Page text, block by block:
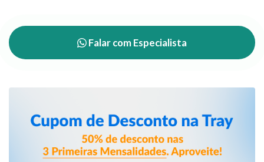
Falar com Especialista